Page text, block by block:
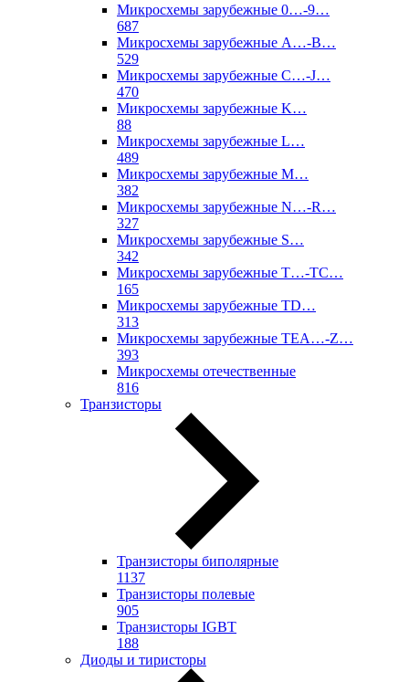
Микросхемы зарубежные 0…-9…
687
Микросхемы зарубежные A…-B…
529
Микросхемы зарубежные C…-J…
470
Микросхемы зарубежные K…
88
Микросхемы зарубежные L…
489
Микросхемы зарубежные M…
382
Микросхемы зарубежные N…-R…
327
Микросхемы зарубежные S…
342
Микросхемы зарубежные T…-TC…
165
Микросхемы зарубежные TD…
313
Микросхемы зарубежные TEA…-Z…
393
Микросхемы отечественные
816
Транзисторы
Транзисторы биполярные
1137
Транзисторы полевые
905
Транзисторы IGBT
188
Диоды и тиристоры